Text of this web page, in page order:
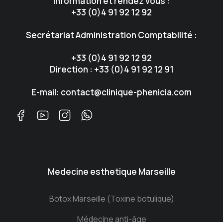
+33 (0)4 91 92 12 92
Secrétariat Administration Comptabilité :
+33 (0)4 91 92 12 92
Direction : +33 (0)4 91 92 12 91
E-mail: contact@clinique-phenicia.com
Medecine esthetique Marseille
Botox Marseille (Toxine botulique)
Médecine anti-âge